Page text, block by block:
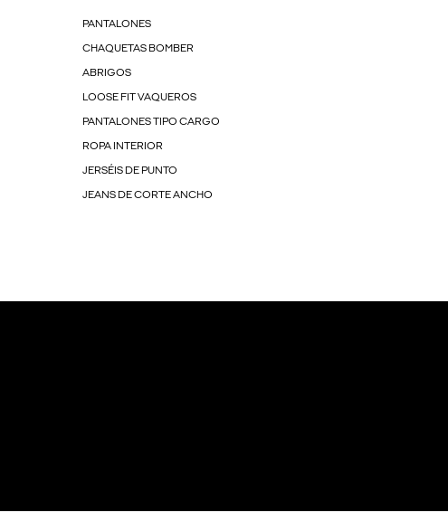
PANTALONES
CHAQUETAS BOMBER
ABRIGOS
LOOSE FIT VAQUEROS
PANTALONES TIPO CARGO
ROPA INTERIOR
JERSÉIS DE PUNTO
JEANS DE CORTE ANCHO